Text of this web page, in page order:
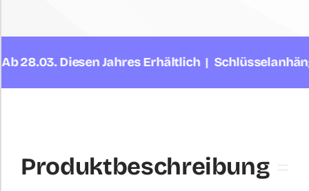
Diesen Jahres Erhältlich | Schlüsselanhänger
Produktbeschreibung